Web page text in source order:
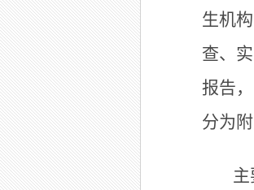
生机
查、
报告
分为
主